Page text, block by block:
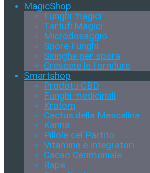
MagicShop
Funghi magici
Tartufi Magici
Microdosaggio
Spore Funghi
Siringhe per spora
Crescere le forniture
Smartshop
Prodotti CBD
Funghi medicinali
Kratom
Cactus della Mescalina
Kanna
Pillole del Partito
Vitamine e integratori
Cacao Cerimoniale
Rape